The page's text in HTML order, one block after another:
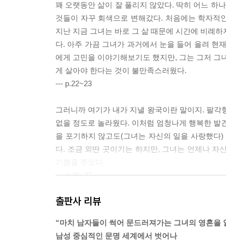
꽤 오랫동안 삶이 잘 풀리지 않았다. 딱히 어느 하
것들이 자꾸 회색으로 변해갔다. 처음에는 학자
지난 지금 그녀는 바로 그 삶 때문에 시간에 비례
다. 아주 가끔 그녀가 과거에서 눈을 들어 올려 현
에게 고민을 이야기해보기도 했지만, 그는 그저
게 살아야 한다는 것이 불만족스러웠다.
--- p.22~23
그러니까 여기가 내가 지낼 왕국이란 말이지. 팔
없을 정도로 놀라웠다. 이처럼 엄청나게 행복한
을 포기하지 않고도(그녀는 자신의 일을 사랑했
다. 조금 외딴 곳이기는 하지만, 그녀는 언제나 자
--- p.36~37
그녀는 무방비 상태로 잠깐 극심한 공포를 느꼈다
--- p.74
출판사 리뷰
“마치 남자들이 썩어 문드러져가는 그녀의 영혼을
남성 중심적인 문명 세계에서 벗어나